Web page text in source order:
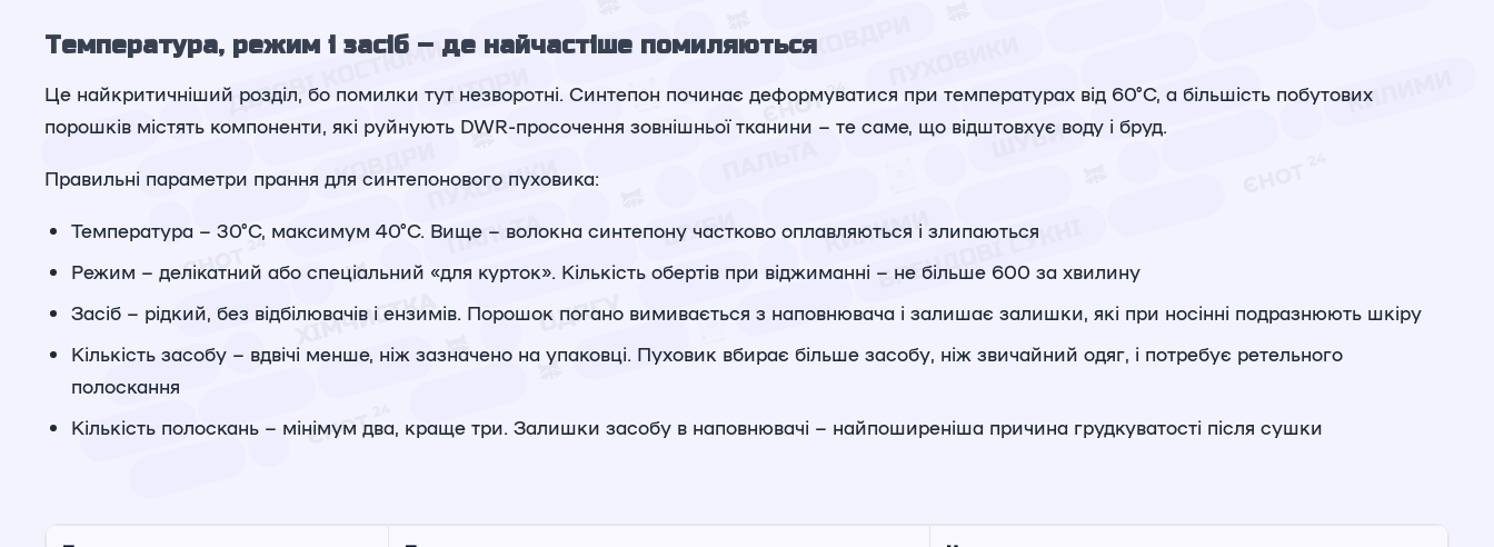
Температура, режим і засіб – де найчастіше помиляються
Це найкритичніший розділ, бо помилки тут незворотні. Синтепон починає деформуватися при температурах від 60°C, а більшість побутових
порошків містять компоненти, які руйнують DWR-просочення зовнішньої тканини – те саме, що відштовхує воду і бруд.
Правильні параметри прання для синтепонового пуховика:
Температура – 30°C, максимум 40°C. Вище – волокна синтепону частково оплавляються і злипаються
Режим – делікатний або спеціальний «для курток». Кількість обертів при віджиманні – не більше 600 за хвилину
Засіб – рідкий, без відбілювачів і ензимів. Порошок погано вимивається з наповнювача і залишає залишки, які при носінні подразнюють шкіру
Кількість засобу – вдвічі менше, ніж зазначено на упаковці. Пуховик вбирає більше засобу, ніж звичайний одяг, і потребує ретельного
полоскання
Кількість полоскань – мінімум два, краще три. Залишки засобу в наповнювачі – найпоширеніша причина грудкуватості після сушки